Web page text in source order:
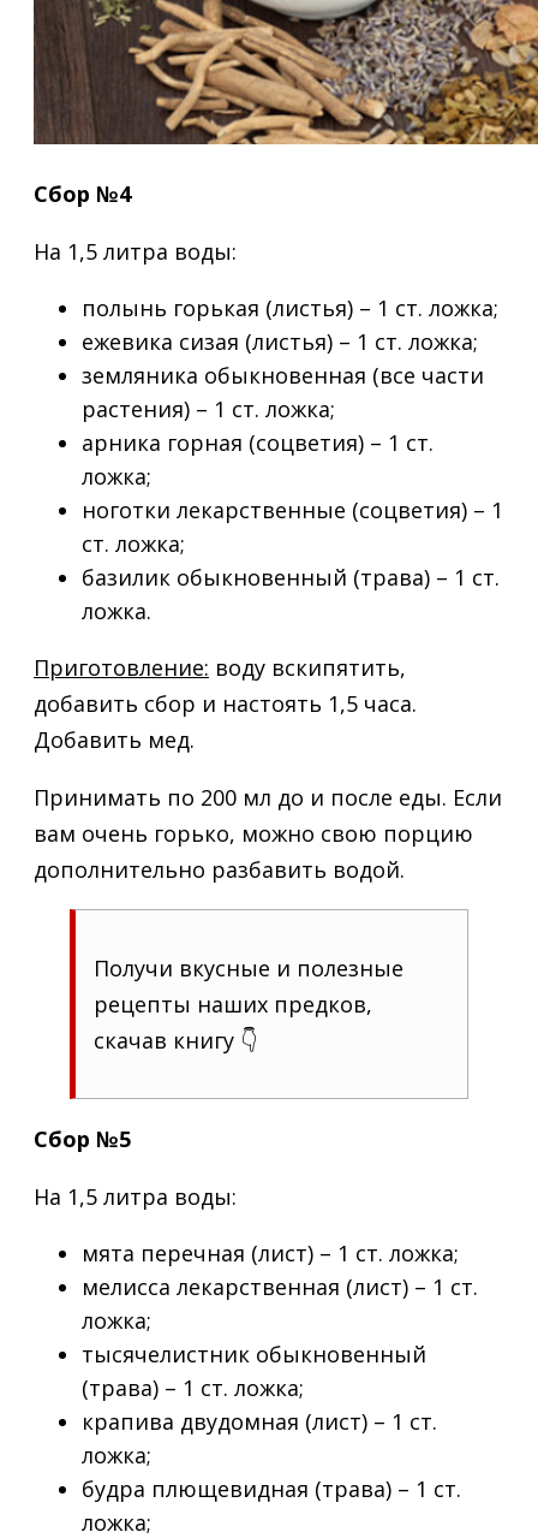
Сбор №4
На 1,5 литра воды:
полынь горькая (листья) – 1 ст. ложка;
ежевика сизая (листья) – 1 ст. ложка;
земляника обыкновенная (все части
растения) – 1 ст. ложка;
арника горная (соцветия) – 1 ст.
ложка;
ноготки лекарственные (соцветия) – 1
ст. ложка;
базилик обыкновенный (трава) – 1 ст.
ложка.
Приготовление: воду вскипятить,
добавить сбор и настоять 1,5 часа.
Добавить мед.
Принимать по 200 мл до и после еды. Если
вам очень горько, можно свою порцию
дополнительно разбавить водой.
Получи вкусные и полезные
рецепты наших предков,
скачав книгу 👇
Сбор №5
На 1,5 литра воды:
мята перечная (лист) – 1 ст. ложка;
мелисса лекарственная (лист) – 1 ст.
ложка;
тысячелистник обыкновенный
(трава) – 1 ст. ложка;
крапива двудомная (лист) – 1 ст.
ложка;
будра плющевидная (трава) – 1 ст.
ложка;